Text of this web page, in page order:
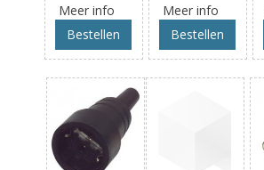
Meer info
Bestellen
Meer info
Bestellen